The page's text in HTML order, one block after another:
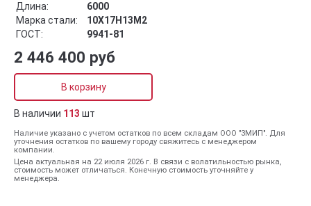
Длина:
6000
Марка стали:
10Х17Н13М2
ГОСТ:
9941-81
2 446 400 руб
В корзину
В наличии 113 шт
Наличие указано с учетом остатков по всем складам ООО "ЗМИП". Для
уточнения остатков по вашему городу свяжитесь с менеджером
компании.
Цена актуальная на 22 июля 2026 г. В связи с волатильностью рынка,
стоимость может отличаться. Конечную стоимость уточняйте у
менеджера.